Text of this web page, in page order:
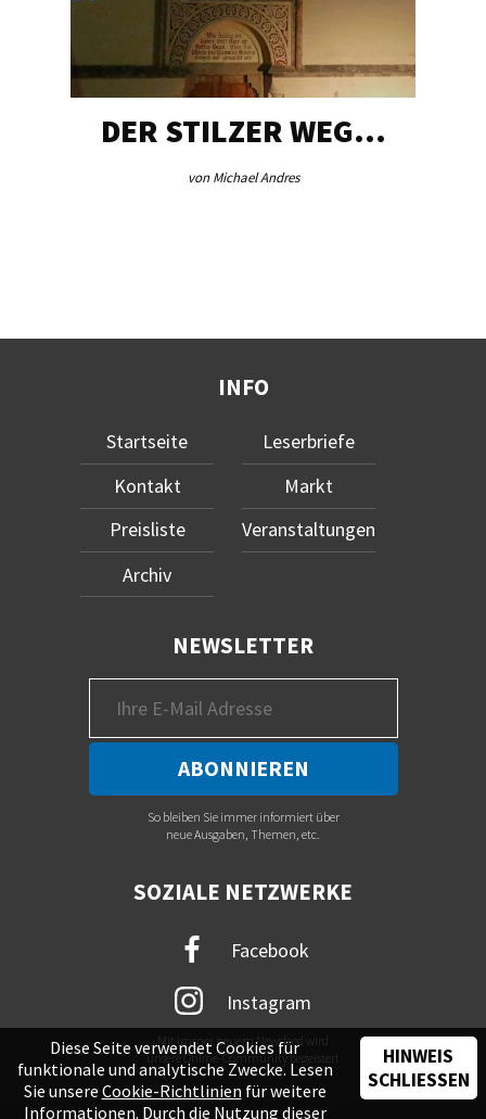
DER STILZER WEG…
von Michael Andres
INFO
Startseite
Kontakt
Preisliste
Archiv
Leserbriefe
Markt
Veranstaltungen
NEWSLETTER
So bleiben Sie immer informiert über
neue Ausgaben, Themen, etc.
SOZIALE NETZWERKE
Facebook
Instagram
Mit immer neuem Newsfeed wird
unsere Online-Community begeistert
Diese Seite verwendet Cookies für
funktionale und analytische Zwecke. Lesen
Sie unsere Cookie-Richtlinien für weitere
Informationen. Durch die Nutzung dieser
HINWEIS
SCHLIESSEN